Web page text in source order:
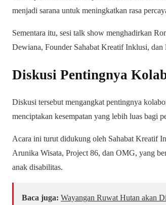
menjadi sarana untuk meningkatkan rasa
Sementara itu, sesi talk show menghadirkan
Dewiana, Founder Sahabat Kreatif Inklusi,
Diskusi Pentingnya
Diskusi tersebut mengangkat pentingnya
menciptakan kesempatan yang lebih luas bagi
Acara ini turut didukung oleh Sahabat Kreatif
Arunika Wisata, Project 86, dan OMG, yang
anak disabilitas.
Baca juga: Wayangan Ruwat Hutan akan